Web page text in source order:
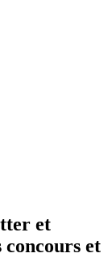
et
concours et